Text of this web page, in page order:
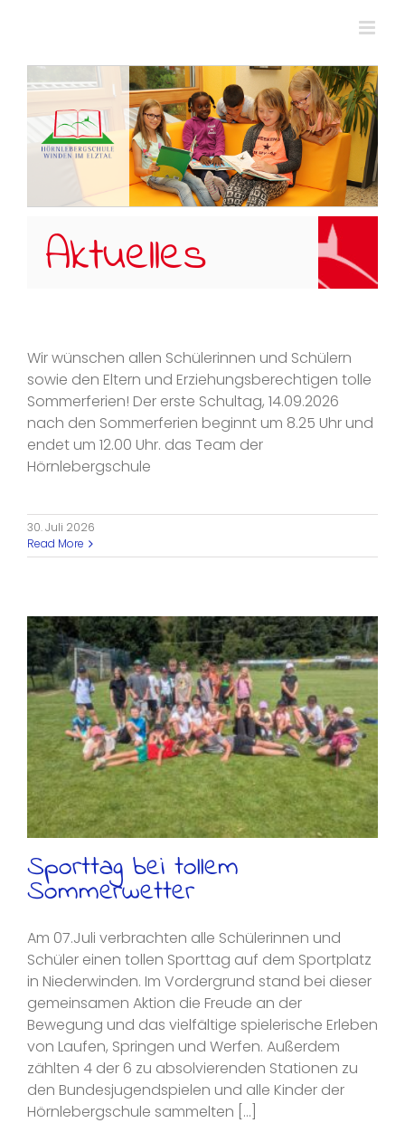
Aktuelles
Wir wünschen allen Schülerinnen und Schülern
sowie den Eltern und Erziehungsberechtigen tolle
Sommerferien! Der erste Schultag, 14.09.2026
nach den Sommerferien beginnt um 8.25 Uhr und
endet um 12.00 Uhr. das Team der
Hörnlebergschule
30. Juli 2026
Read More
Sporttag bei tollem
Sommerwetter
Am 07.Juli verbrachten alle Schülerinnen und
Schüler einen tollen Sporttag auf dem Sportplatz
in Niederwinden. Im Vordergrund stand bei dieser
gemeinsamen Aktion die Freude an der
Bewegung und das vielfältige spielerische Erleben
von Laufen, Springen und Werfen. Außerdem
zählten 4 der 6 zu absolvierenden Stationen zu
den Bundesjugendspielen und alle Kinder der
Hörnlebergschule sammelten [...]